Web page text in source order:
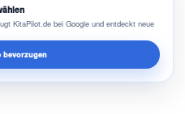
KitaPilot.de bei Google und entdeckt neue
bevorzugen